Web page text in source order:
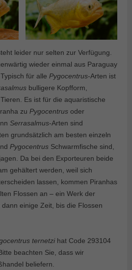
leider nur selten zur Verfügung.
wieder einmal aus Paraguay
für alle Pygocentrus-Arten ist
bulligere Kopfform,
Es ist für die aquaristische
zu Pygocentrus oder
Serrasalmus-Arten sind
grundsätzlich am besten einzeln
Pygocentrus Schwarmfische sind,
Da bei den Exporteuren beide
gehältert werden, weil sich
lassen, kommen Piranhas
Flossen an – ein Werk der
dann einige Zeit, bis die Flossen
ternetzihat Code 293104
beachten Sie, dass wir
beliefern.